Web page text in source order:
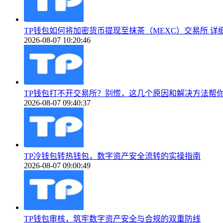
TP钱包如何将加密货币提现至抹茶（MEXC）交易所 详
2026-08-07 10:20:46
TP钱包打不开交易所？别慌，这几个原因和解决方法帮
2026-08-07 09:40:37
TP冷钱包转热钱包，数字资产安全流转的实操指南
2026-08-07 09:00:49
TP钱包审核，筑牢数字资产安全与合规的双重防线